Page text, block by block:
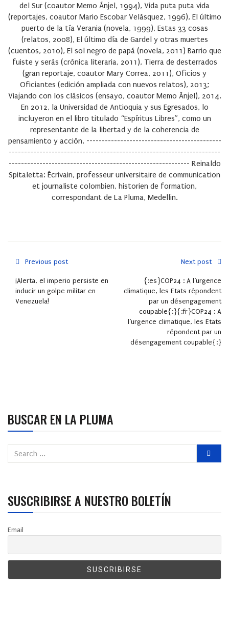
del Sur (coautor Memo Ánjel, 1994), Vida puta puta vida
(reportajes, coautor Mario Escobar Velásquez, 1996), El último
puerto de la tía Verania (novela, 1999), Estas 33 cosas
(relatos, 2008), El último día de Gardel y otras muertes
(cuentos, 2010), El sol negro de papá (novela, 2011) Barrio que
fuiste y serás (crónica literaria, 2011), Tierra de desterrados
(gran reportaje, coautor Mary Correa, 2011), Oficios y
Oficiantes (edición ampliada con nuevos relatos), 2013;
Viajando con los clásicos (ensayo, coautor Memo Ánjel), 2014.
En 2012, la Universidad de Antioquia y sus Egresados, lo
incluyeron en el libro titulado “Espíritus Libres”, como un
representante de la libertad y de la coherencia de
pensamiento y acción. --------------------------------------------
---------------------------------------------------------------------
----------------------------------------------------------- Reinaldo
Spitaletta: Écrivain, professeur universitaire de communication
et journaliste colombien, historien de formation,
correspondant de La Pluma, Medellin.
Previous post
¡Alerta, el imperio persiste en
inducir un golpe militar en
Venezuela!
Next post
{:es}COP24 : A l’urgence
climatique, les Etats répondent
par un désengagement
coupable{:}{:fr}COP24 : A
l’urgence climatique, les Etats
répondent par un
désengagement coupable{:}
BUSCAR EN LA PLUMA
SUSCRIBIRSE A NUESTRO BOLETÍN
Email